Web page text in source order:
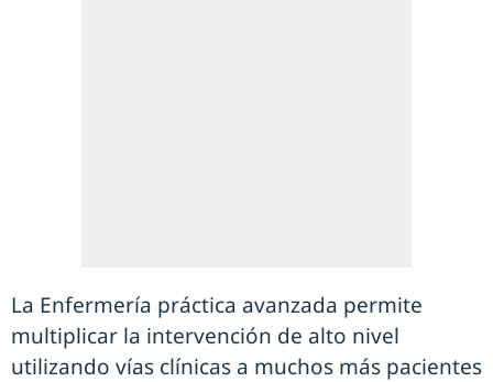
La Enfermería práctica avanzada permite
multiplicar la intervención de alto nivel
utilizando vías clínicas a muchos más pacientes